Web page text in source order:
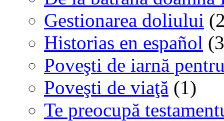
Gestionarea doliului
Historias en español
Poveşti de iarnă
Poveşti de viaţă (1)
Te preocupă